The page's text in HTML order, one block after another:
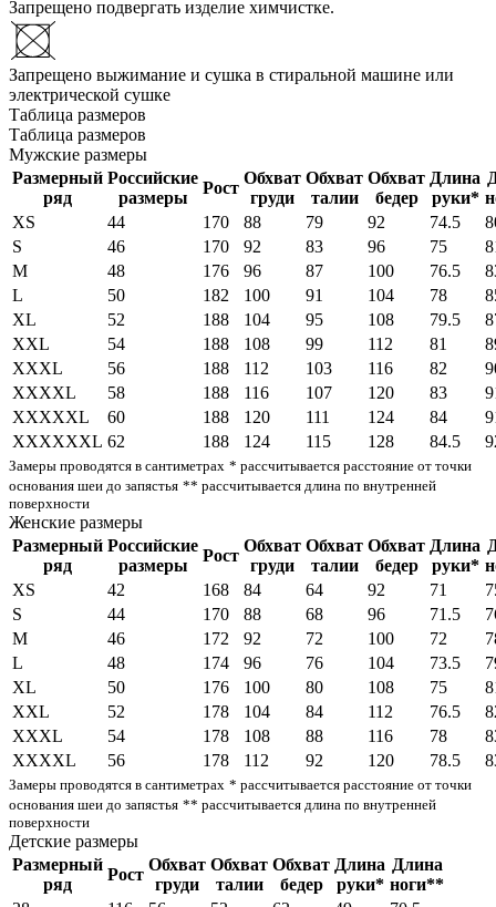
Запрещено подвергать изделие химчистке.
Запрещено выжимание и сушка в стиральной машине или
электрической сушке
Таблица размеров
Таблица размеров
Мужские размеры
Размерный
ряд
Российские
размеры
Рост
Обхват
груди
Обхват
талии
Обхват
бедер
Длина
руки*
XS
44 170 88 79 92 74.5
S
46 170 92 83 96 75
M
48 176 96 87 100 76.5
L
50 182 100 91 104 78
XL
52 188 104 95 108 79.5
XXL
54 188 108 99 112 81
XXXL
56 188 112 103 116 82
XXXXL
58 188 116 107 120 83
XXXXXL
60 188 120 111 124 84
XXXXXXL 62 188 124 115 128 84.5
Замеры проводятся в сантиметрах * рассчитывается расстояние от точки
основания шеи до запястья ** рассчитывается длина по внутренней
поверхности
Женские размеры
Размерный
ряд
Российские
размеры
Рост
Обхват
груди
Обхват
талии
Обхват
бедер
Длина
руки*
XS
42 168 84 64 92 71
S
44 170 88 68 96 71.5
M
46 172 92 72 100 72
L
48 174 96 76 104 73.5
XL
50 176 100 80 108 75
XXL
52 178 104 84 112 76.5
XXXL
54 178 108 88 116 78
XXXXL
56 178 112 92 120 78.5
Замеры проводятся в сантиметрах * рассчитывается расстояние от точки
основания шеи до запястья ** рассчитывается длина по внутренней
поверхности
Детские размеры
Размерный
ряд
Рост
Обхват
груди
Обхват
талии
Обхват
бедер
Длина
руки*
Длина
ноги**